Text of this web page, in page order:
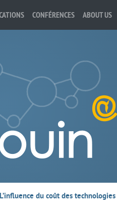
CONFÉRENCES ABOUT US
du coût des